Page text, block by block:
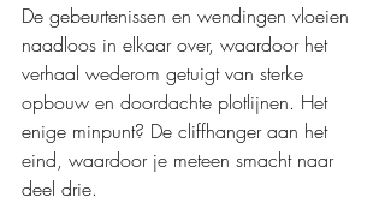
De gebeurtenissen en wendingen vloeien
naadloos in elkaar over, waardoor het
verhaal wederom getuigt van sterke
opbouw en doordachte plotlijnen. Het
enige minpunt? De cliffhanger aan het
eind, waardoor je meteen smacht naar
deel drie.